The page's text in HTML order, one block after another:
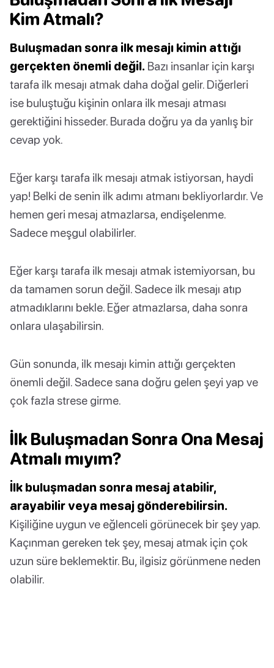
Kim Atmalı?
Buluşmadan sonra ilk mesajı kimin attığı
gerçekten önemli değil. Bazı insanlar için karşı
tarafa ilk mesajı atmak daha doğal gelir. Diğerleri
ise buluştuğu kişinin onlara ilk mesajı atması
gerektiğini hisseder. Burada doğru ya da yanlış bir
cevap yok.
Eğer karşı tarafa ilk mesajı atmak istiyorsan, haydi
yap! Belki de senin ilk adımı atmanı bekliyorlardır. Ve
hemen geri mesaj atmazlarsa, endişelenme.
Sadece meşgul olabilirler.
Eğer karşı tarafa ilk mesajı atmak istemiyorsan, bu
da tamamen sorun değil. Sadece ilk mesajı atıp
atmadıklarını bekle. Eğer atmazlarsa, daha sonra
onlara ulaşabilirsin.
Gün sonunda, ilk mesajı kimin attığı gerçekten
önemli değil. Sadece sana doğru gelen şeyi yap ve
çok fazla strese girme.
İlk Buluşmadan Sonra Ona Mesaj
Atmalı mıyım?
İlk buluşmadan sonra mesaj atabilir,
arayabilir veya mesaj gönderebilirsin.
Kişiliğine uygun ve eğlenceli görünecek bir şey yap.
Kaçınman gereken tek şey, mesaj atmak için çok
uzun süre beklemektir. Bu, ilgisiz görünmene neden
olabilir.